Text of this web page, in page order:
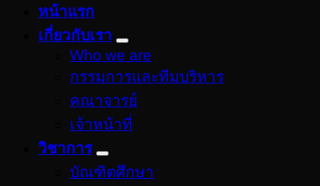
หน้าแรก
เกี่ยวกับเรา
Who we are
กรรมการและทีมบริหาร
คณาจารย์
เจ้าหน้าที่
วิชาการ
บัณฑิตศึกษา